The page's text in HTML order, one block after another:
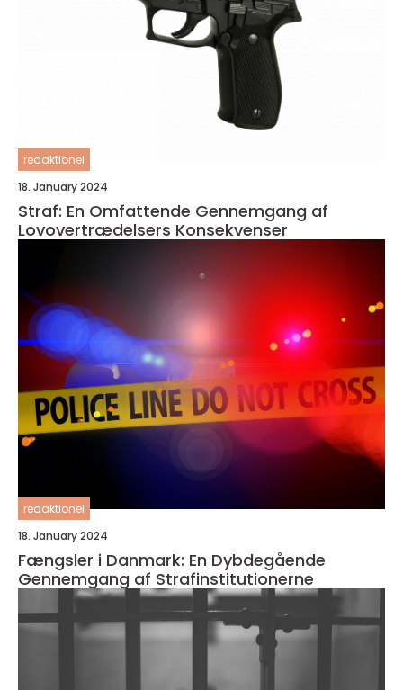
redaktionel
18. January 2024
Straf: En Omfattende Gennemgang af
Lovovertrædelsers Konsekvenser
redaktionel
18. January 2024
Fængsler i Danmark: En Dybdegående
Gennemgang af Strafinstitutionerne